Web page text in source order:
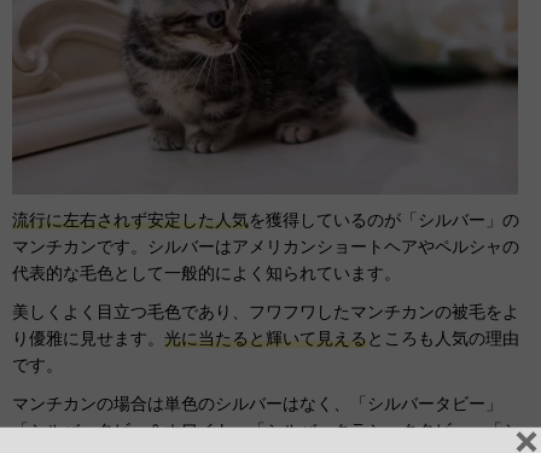
流行に左右されず安定した人気を獲得しているのが「シルバー」の
マンチカンです。シルバーはアメリカンショートヘアやペルシャの
代表的な毛色として一般的によく知られています。
美しくよく目立つ毛色であり、フワフワしたマンチカンの被毛をよ
り優雅に見せます。 光に当たると輝いて見えるところも人気の理由
です。
マンチカンの場合は単色のシルバーはなく、「シルバータビー」
「シルバータビー＆ホワイト」「シルバークラシックタビー」「シ